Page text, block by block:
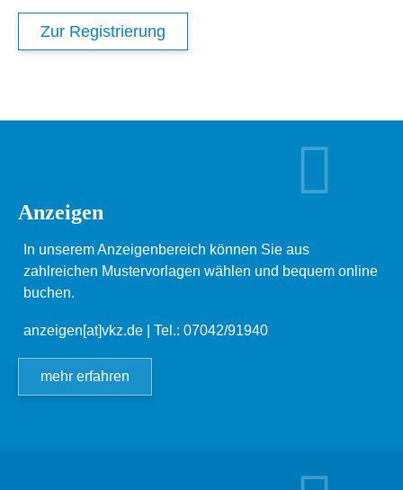
Zur Registrierung
Anzeigen
In unserem Anzeigenbereich können Sie aus
zahlreichen Mustervorlagen wählen und bequem online
buchen.
anzeigen[at]vkz.de | Tel.: 07042/91940
mehr erfahren